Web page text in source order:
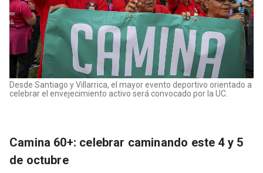
Desde Santiago y Villarrica, el mayor evento deportivo orientado a
celebrar el envejecimiento activo será convocado por la UC.
Camina 60+: celebrar caminando este 4 y 5
de octubre